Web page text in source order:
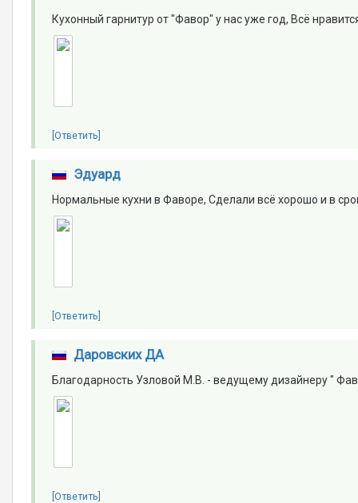
Кухонный гарнитур от "Фавор" у нас уже год, Всё
[Ответить]
Эдуард
Нормальные кухни в Фаворе, Сделали всё хорошо и в
[Ответить]
Даровских ДА
Благодарность Узловой М.В. - ведущему дизайнеру "
[Ответить]